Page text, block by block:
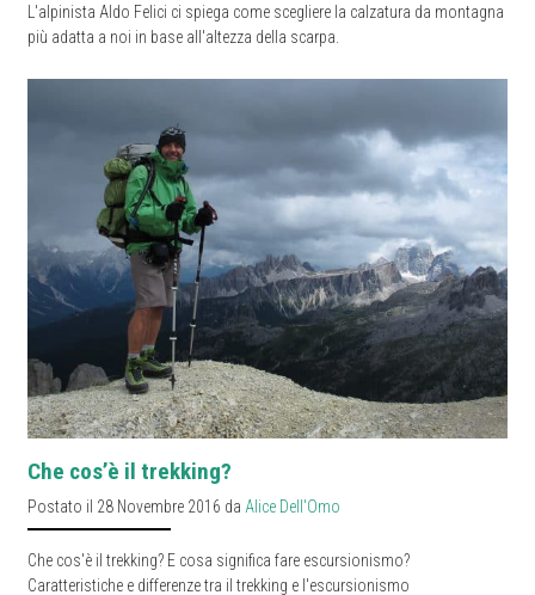
L'alpinista Aldo Felici ci spiega come scegliere la calzatura da montagna
più adatta a noi in base all'altezza della scarpa.
Che cos’è il trekking?
Postato il 28 Novembre 2016 da Alice Dell'Omo
Che cos'è il trekking? E cosa significa fare escursionismo?
Caratteristiche e differenze tra il trekking e l'escursionismo